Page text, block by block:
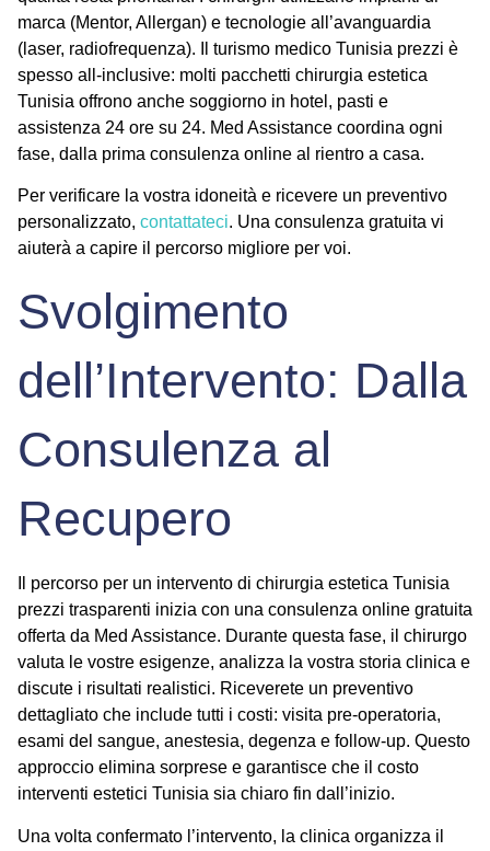
marca (Mentor, Allergan) e tecnologie all’avanguardia
(laser, radiofrequenza). Il turismo medico Tunisia prezzi è
spesso all-inclusive: molti pacchetti chirurgia estetica
Tunisia offrono anche soggiorno in hotel, pasti e
assistenza 24 ore su 24. Med Assistance coordina ogni
fase, dalla prima consulenza online al rientro a casa.
Per verificare la vostra idoneità e ricevere un preventivo
personalizzato, contattateci. Una consulenza gratuita vi
aiuterà a capire il percorso migliore per voi.
Svolgimento
dell’Intervento: Dalla
Consulenza al
Recupero
Il percorso per un intervento di chirurgia estetica Tunisia
prezzi trasparenti inizia con una consulenza online gratuita
offerta da Med Assistance. Durante questa fase, il chirurgo
valuta le vostre esigenze, analizza la vostra storia clinica e
discute i risultati realistici. Riceverete un preventivo
dettagliato che include tutti i costi: visita pre-operatoria,
esami del sangue, anestesia, degenza e follow-up. Questo
approccio elimina sorprese e garantisce che il costo
interventi estetici Tunisia sia chiaro fin dall’inizio.
Una volta confermato l’intervento, la clinica organizza il